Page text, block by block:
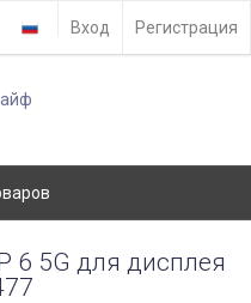
Вход Регистрация
6 5G для дисплея